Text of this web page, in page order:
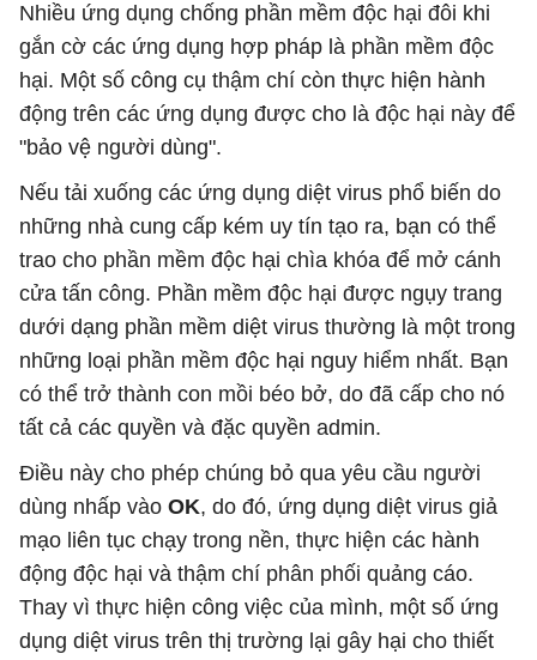
Nhiều ứng dụng chống phần mềm độc hại đôi khi
gắn cờ các ứng dụng hợp pháp là phần mềm độc
hại. Một số công cụ thậm chí còn thực hiện hành
động trên các ứng dụng được cho là độc hại này để
"bảo vệ người dùng".
Nếu tải xuống các ứng dụng diệt virus phổ biến do
những nhà cung cấp kém uy tín tạo ra, bạn có thể
trao cho phần mềm độc hại chìa khóa để mở cánh
cửa tấn công. Phần mềm độc hại được ngụy trang
dưới dạng phần mềm diệt virus thường là một trong
những loại phần mềm độc hại nguy hiểm nhất. Bạn
có thể trở thành con mồi béo bở, do đã cấp cho nó
tất cả các quyền và đặc quyền admin.
Điều này cho phép chúng bỏ qua yêu cầu người
dùng nhấp vào OK, do đó, ứng dụng diệt virus giả
mạo liên tục chạy trong nền, thực hiện các hành
động độc hại và thậm chí phân phối quảng cáo.
Thay vì thực hiện công việc của mình, một số ứng
dụng diệt virus trên thị trường lại gây hại cho thiết